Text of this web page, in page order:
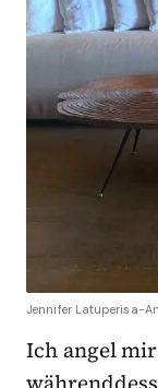
Jennifer Latuperisa-
Ich angel